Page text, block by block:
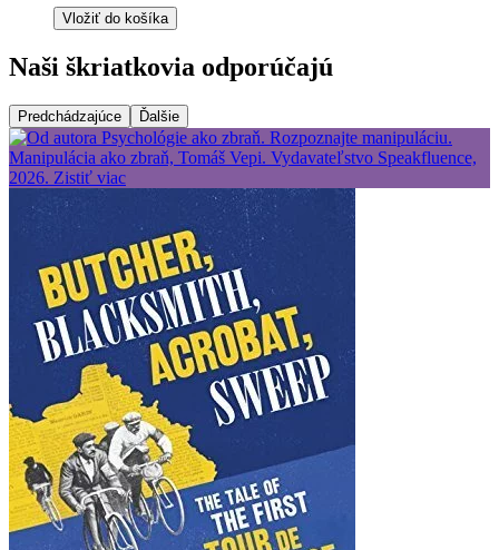
Vložiť do košíka
Naši škriatkovia odporúčajú
Predchádzajúce Ďalšie